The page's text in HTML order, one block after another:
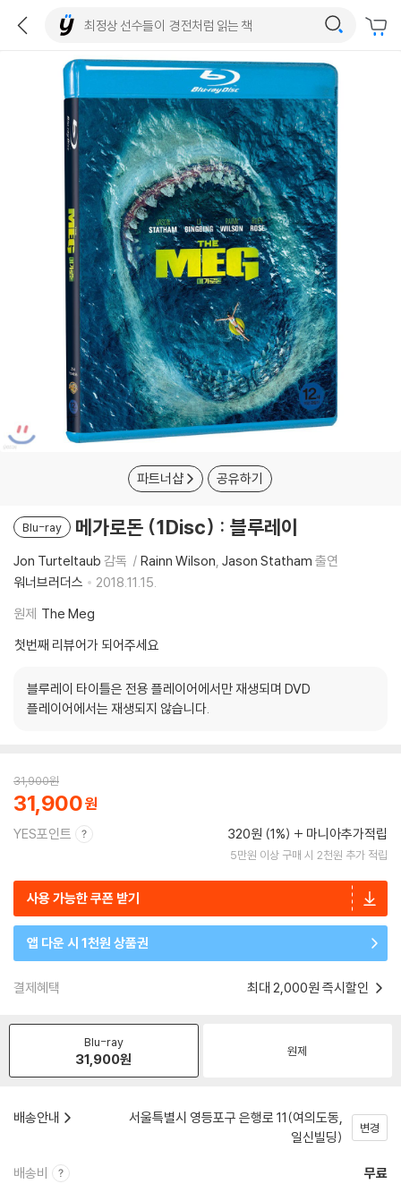
파트너샵 공유하기
Blu-ray 메가로돈 (1Disc) : 블루레이
Jon Turteltaub 감독 Rainn Wilson Jason Statham 출연
워너브러더스
2018.11.15.
원제 The Meg
첫번째 리뷰어가 되어주세요
블루레이 타이틀은 전용 플레이어에서만 재생되며 DVD
플레이어에서는 재생되지 않습니다.
31,900원
31,900
YES포인트 320원 (1%) 마니아추가적립
5만원 이상 구매 시 2천원 추가 적립
사용 가능한 쿠폰 받기
앱 다운 시 1천원 상품권
결제혜택 최대 2,000원 즉시할인
Blu-ray
31,900원 원제
배송안내
서울특별시 영등포구 은행로 11(여의도동,
일신빌딩)
변경
배송비 무료